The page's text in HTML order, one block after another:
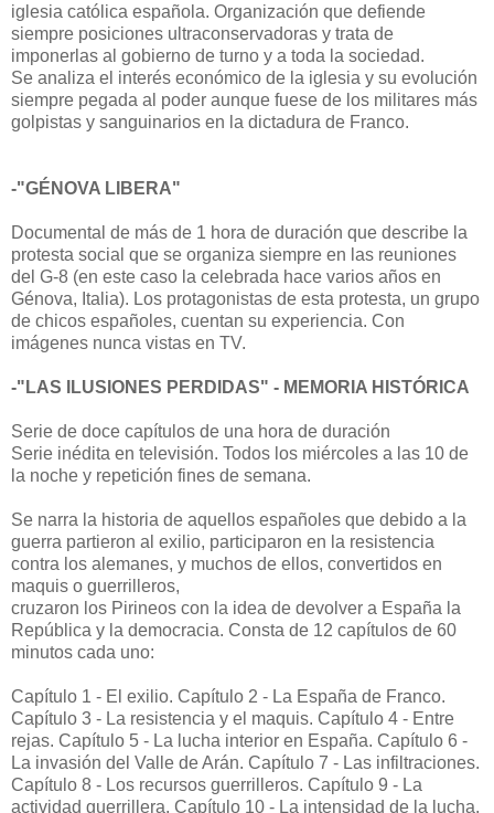
iglesia católica española. Organización que defiende
siempre posiciones ultraconservadoras y trata de
imponerlas al gobierno de turno y a toda la sociedad.
Se analiza el interés económico de la iglesia y su evolución
siempre pegada al poder aunque fuese de los militares más
golpistas y sanguinarios en la dictadura de Franco.
-"GÉNOVA LIBERA"
Documental de más de 1 hora de duración que describe la
protesta social que se organiza siempre en las reuniones
del G-8 (en este caso la celebrada hace varios años en
Génova, Italia). Los protagonistas de esta protesta, un grupo
de chicos españoles, cuentan su experiencia. Con
imágenes nunca vistas en TV.
-"LAS ILUSIONES PERDIDAS" - MEMORIA HISTÓRICA
Serie de doce capítulos de una hora de duración
Serie inédita en televisión. Todos los miércoles a las 10 de
la noche y repetición fines de semana.
Se narra la historia de aquellos españoles que debido a la
guerra partieron al exilio, participaron en la resistencia
contra los alemanes, y muchos de ellos, convertidos en
maquis o guerrilleros,
cruzaron los Pirineos con la idea de devolver a España la
República y la democracia. Consta de 12 capítulos de 60
minutos cada uno:
Capítulo 1 - El exilio. Capítulo 2 - La España de Franco.
Capítulo 3 - La resistencia y el maquis. Capítulo 4 - Entre
rejas. Capítulo 5 - La lucha interior en España. Capítulo 6 -
La invasión del Valle de Arán. Capítulo 7 - Las infiltraciones.
Capítulo 8 - Los recursos guerrilleros. Capítulo 9 - La
actividad guerrillera. Capítulo 10 - La intensidad de la lucha.